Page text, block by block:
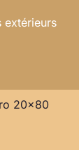
extérieurs
20×80